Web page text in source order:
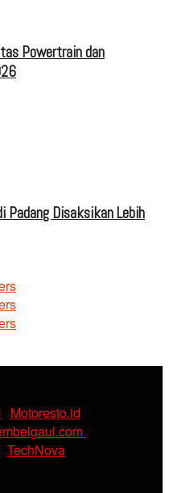
Powertrain dan
Padang Disaksikan Lebih
Motoresto.id
TechNova